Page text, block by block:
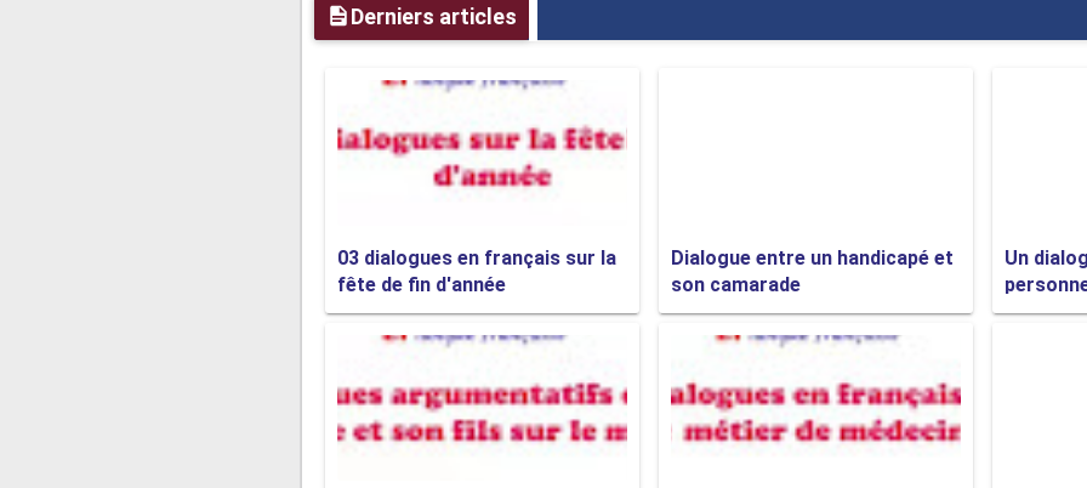
Derniers articles
Un
Dialogue entre un handicapé et
son camarade
03 dialogues en français sur la
fête de fin d'année